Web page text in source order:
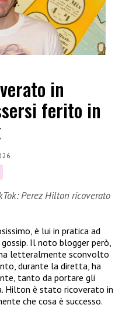
in
ferito in
Perez Hilton ricoverato
è lui in pratica ad
Il noto blogger però,
letteralmente sconvolto
durante la diretta, ha
tanto da portare gli
Hilton è stato ricoverato in
che cosa è successo.